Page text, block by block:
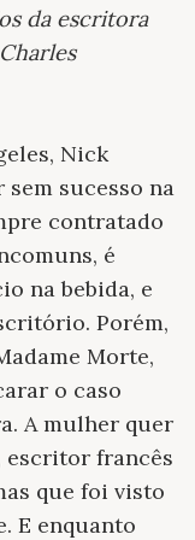
da escritora
Nick
sucesso na
contratado
é
na bebida, e
Porém,
Morte,
o caso
A mulher quer
escritor francês
que foi visto
E enquanto